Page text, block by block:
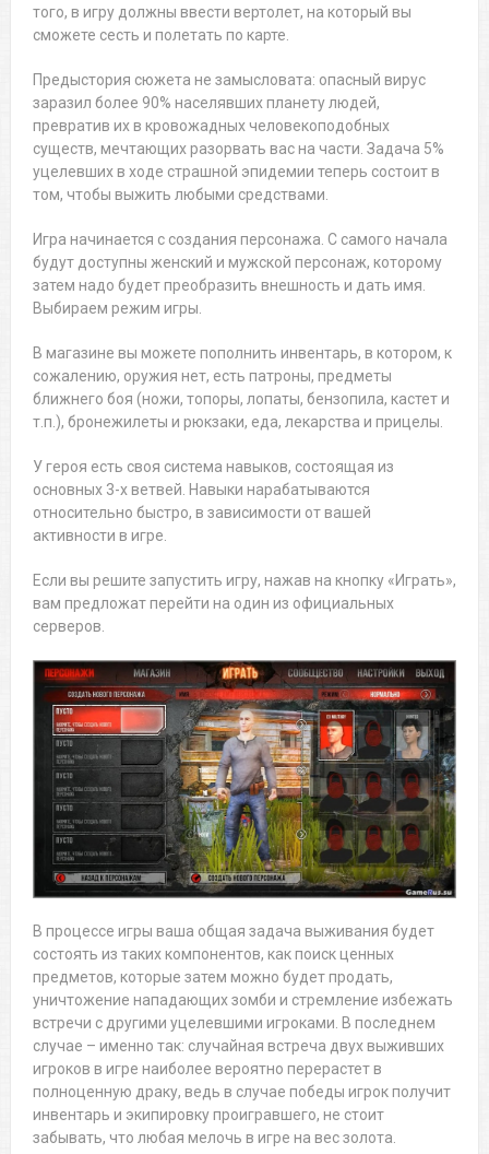
того, в игру должны ввести вертолет, на который вы
сможете сесть и полетать по карте.
Предыстория сюжета не замысловата: опасный вирус
заразил более 90% населявших планету людей,
превратив их в кровожадных человекоподобных
существ, мечтающих разорвать вас на части. Задача 5%
уцелевших в ходе страшной эпидемии теперь состоит в
том, чтобы выжить любыми средствами.
Игра начинается с создания персонажа. С самого начала
будут доступны женский и мужской персонаж, которому
затем надо будет преобразить внешность и дать имя.
Выбираем режим игры.
В магазине вы можете пополнить инвентарь, в котором, к
сожалению, оружия нет, есть патроны, предметы
ближнего боя (ножи, топоры, лопаты, бензопила, кастет и
т.п.), бронежилеты и рюкзаки, еда, лекарства и прицелы.
У героя есть своя система навыков, состоящая из
основных 3-х ветвей. Навыки нарабатываются
относительно быстро, в зависимости от вашей
активности в игре.
Если вы решите запустить игру, нажав на кнопку «Играть»,
вам предложат перейти на один из официальных
серверов.
В процессе игры ваша общая задача выживания будет
состоять из таких компонентов, как поиск ценных
предметов, которые затем можно будет продать,
уничтожение нападающих зомби и стремление избежать
встречи с другими уцелевшими игроками. В последнем
случае – именно так: случайная встреча двух выживших
игроков в игре наиболее вероятно перерастет в
полноценную драку, ведь в случае победы игрок получит
инвентарь и экипировку проигравшего, не стоит
забывать, что любая мелочь в игре на вес золота.